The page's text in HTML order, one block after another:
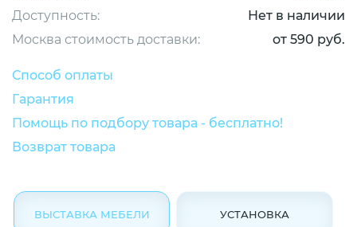
Доступность:
Нет в наличии
Москва стоимость доставки:
от 590 руб.
Способ оплаты
Гарантия
Помощь по подбору товара - бесплатно!
Возврат товара
ВЫСТАВКА МЕБЕЛИ УСТАНОВКА